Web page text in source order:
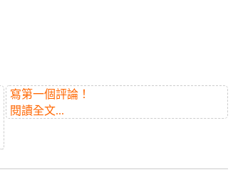
寫第一個評論！
閱讀全文...